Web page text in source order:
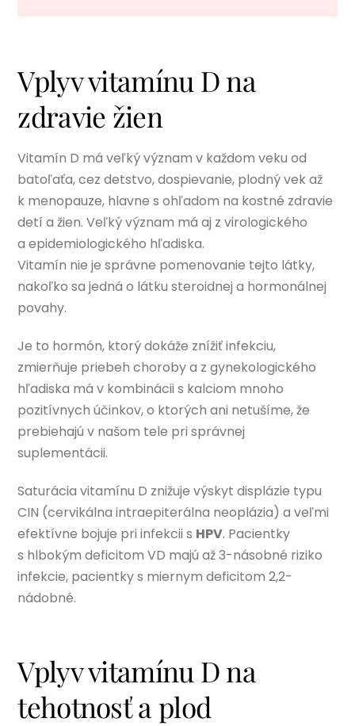
Vplyv vitamínu D na
zdravie žien
Vitamín D má veľký význam v každom veku od
batoľaťa, cez detstvo, dospievanie, plodný vek až
k menopauze, hlavne s ohľadom na kostné zdravie
detí a žien. Veľký význam má aj z virologického
a epidemiologického hľadiska.
Vitamín nie je správne pomenovanie tejto látky,
nakoľko sa jedná o látku steroidnej a hormonálnej
povahy.
Je to hormón, ktorý dokáže znížiť infekciu,
zmierňuje priebeh choroby a z gynekologického
hľadiska má v kombinácii s kalciom mnoho
pozitívnych účinkov, o ktorých ani netušíme, že
prebiehajú v našom tele pri správnej
suplementácii.
Saturácia vitamínu D znižuje výskyt displázie typu
CIN (cervikálna intraepiterálna neoplázia) a veľmi
efektívne bojuje pri infekcii s HPV. Pacientky
s hlbokým deficitom VD majú až 3-násobné riziko
infekcie, pacientky s miernym deficitom 2,2-
nádobné.
Vplyv vitamínu D na
tehotnosť a plod